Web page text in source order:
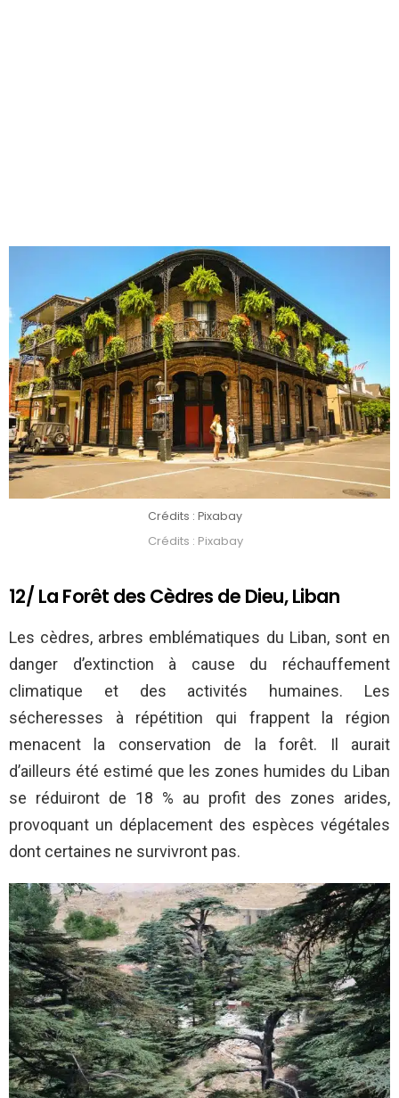
Crédits : Pixabay
Crédits : Pixabay
12/ La Forêt des Cèdres de Dieu, Liban
Les cèdres, arbres emblématiques du Liban, sont en
danger d’extinction à cause du réchauffement
climatique et des activités humaines. Les
sécheresses à répétition qui frappent la région
menacent la conservation de la forêt. Il aurait
d’ailleurs été estimé que les zones humides du Liban
se réduiront de 18 % au profit des zones arides,
provoquant un déplacement des espèces végétales
dont certaines ne survivront pas.